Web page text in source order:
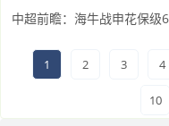
中超前瞻：海牛战申花保级
1 2 3 4
10